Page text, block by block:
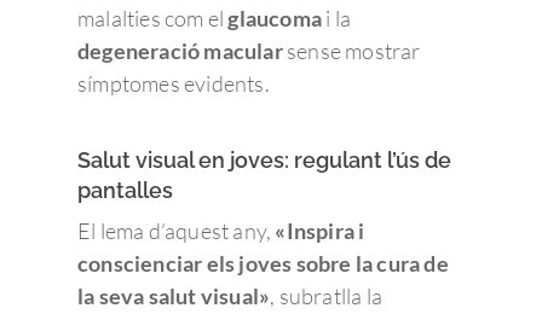
malalties com elglaucomai la
degeneració macularsense mostrar
símptomes evidents.
Salut visual en joves: regulant l’ús de
pantalles
El lema d’aquest any, «Inspira i
conscienciar els joves sobre la cura de
la seva salut visual», subratlla la